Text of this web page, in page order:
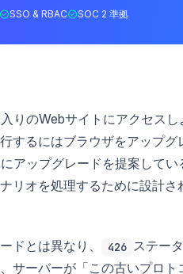
SSO & RBAC SOC 2 準拠
りのWebサイトにアクセス
するにはブラウザをアップ
アップグレードを提案して
リオを処理するために設計さ
ドとは異なり、 426 ステー
サーバーが「この古いプロ